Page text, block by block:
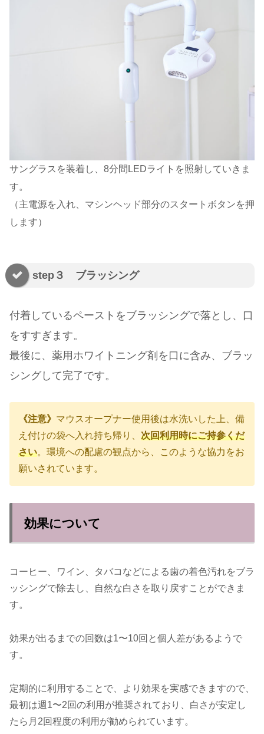
サングラスを装着し、8分間LEDライトを照射していきま
す。
（主電源を入れ、マシンヘッド部分のスタートボタンを押
します）
step３ ブラッシング
付着しているペーストをブラッシングで落とし、口
をすすぎます。
最後に、薬用ホワイトニング剤を口に含み、ブラッ
シングして完了です。
《注意》 マウスオープナー使用後は水洗いした上、備
え付けの袋へ入れ持ち帰り、 次回利用時にご持参くだ
さい。環境への配慮の観点から、このような協力をお
願いされています。
効果について
コーヒー、ワイン、
タバコなどによる歯の着色汚れをブラ
ッシングで除去し、
自然な白さを取り戻すことができま
す。
効果が出るまでの回数は1〜10回と個人差があるようで
す。
定期的に利用することで、
より効果を実感できますので、
最初は週1〜2回の利用が推奨されており、 白さが安定し
たら月2回程度の利用が勧められています。